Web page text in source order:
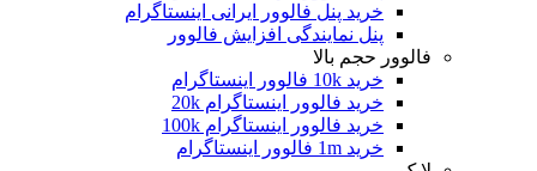
خرید پنل فالوور ایرانی اینستاگرام
پنل نمایندگی افزایش فالوور
فالوور حجم بالا
خرید فالوور اینستاگرام 20k
خرید فالوور اینستاگرام 100k